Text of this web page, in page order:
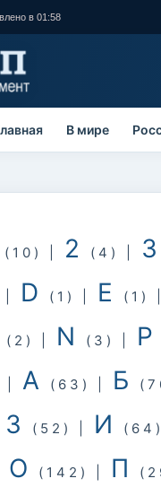
в 01:58
В мире
(10) 2 (4) 3
D (1) E (1)
(2) N (3) P
А (63) Б
З (52) И
О (142) П